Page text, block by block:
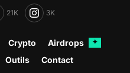
21K 3K
Crypto Airdrops ✦
Outils Contact